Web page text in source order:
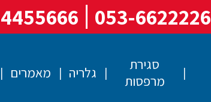
053-6622226
סגירת
מרפסות
גלריה מאמרים